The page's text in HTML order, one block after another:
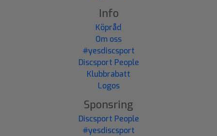
Info
Köpråd
Om oss
#yesdiscsport
Discsport People
Klubbrabatt
Logos
Sponsring
Discsport People
#yesdiscsport